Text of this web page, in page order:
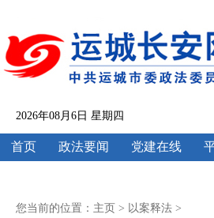
2026年08月6日 星期四
首页 政法要闻 党建在线
您当前的位置： 主页 > 以案释法 >